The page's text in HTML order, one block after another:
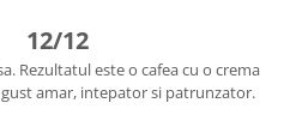
12/12
Rezultatul este o cafea cu o crema
amar, intepator si patrunzator.